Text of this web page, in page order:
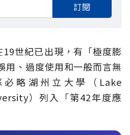
訂閱
世紀已出現，有「極度膨
用、過度使用和一般而言無
略湖州立大學（Lake
）列入「第42年度應